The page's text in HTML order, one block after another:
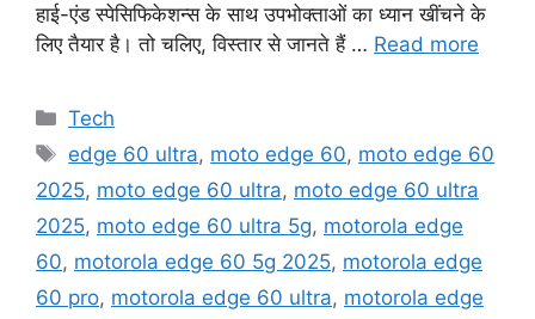
हाई-एंड स्पेसिफिकेशन्स के साथ उपभोक्ताओं का ध्यान खींचने के
लिए तैयार है। तो चलिए, विस्तार से जानते हैं … Read more
Categories
Tech
Tags
edge 60 ultra, moto edge 60, moto edge 60
2025, moto edge 60 ultra, moto edge 60 ultra
2025, moto edge 60 ultra 5g, motorola edge
60, motorola edge 60 5g 2025, motorola edge
60 pro, motorola edge 60 ultra, motorola edge